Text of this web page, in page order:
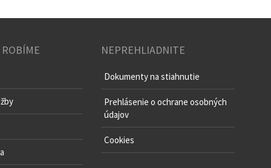
NEPREHLIADNITE
Dokumenty na stiahnutie
Prehlásenie o ochrane osobných
údajov
Cookies